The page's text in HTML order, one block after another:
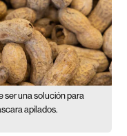
ser una solución para
apilados.